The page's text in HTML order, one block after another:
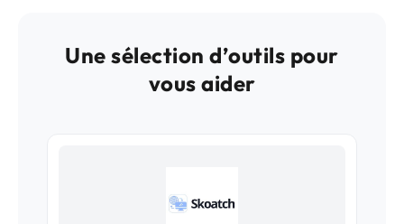
Une sélection d’outils pour
vous aider